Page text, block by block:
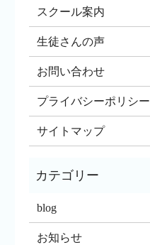
スクール案内
生徒さんの声
お問い合わせ
プライバシーポリシー
サイトマップ
blog
お知らせ